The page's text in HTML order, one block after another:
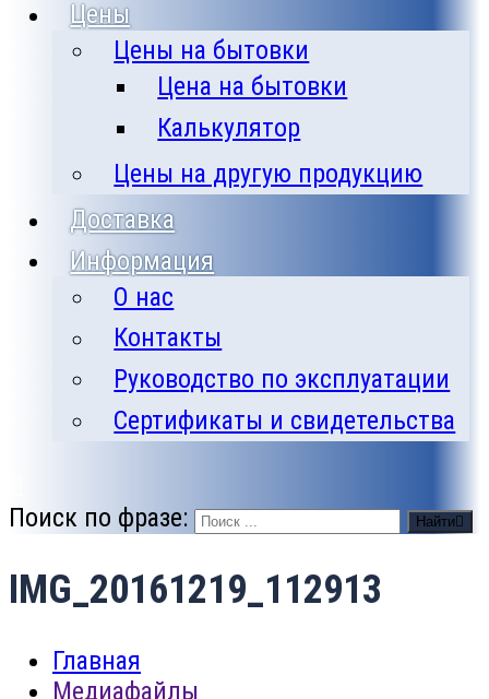
Цены
Цены на бытовки
Цена на бытовки
Калькулятор
Цены на другую продукцию
Доставка
Информация
О нас
Контакты
Руководство по эксплуатации
Сертификаты и свидетельства
Поиск по фразе: Найти
IMG_20161219_112913
Главная
Медиафайлы